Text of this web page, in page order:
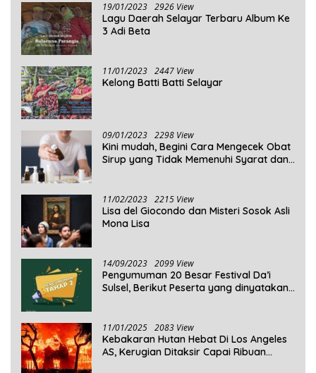
19/01/2023 2926 View
Lagu Daerah Selayar Terbaru Album Ke
3 Adi Beta
11/01/2023 2447 View
Kelong Batti Batti Selayar
09/01/2023 2298 View
Kini mudah, Begini Cara Mengecek Obat
Sirup yang Tidak Memenuhi Syarat dan
11/02/2023 2215 View
Lisa del Giocondo dan Misteri Sosok Asli
Mona Lisa
14/09/2023 2099 View
Pengumuman 20 Besar Festival Da’i
Sulsel, Berikut Peserta yang dinyatakan
11/01/2025 2083 View
Kebakaran Hutan Hebat Di Los Angeles
AS, Kerugian Ditaksir Capai Ribuan